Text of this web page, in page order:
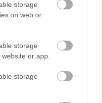
storage
on web or
storage
or app.
storage
vállalkozó, aki erre
deviánscsalád
hónapra. A
omlana
toleráns) újlipótvárosi
"leleplezés"
bőven, önkéntes